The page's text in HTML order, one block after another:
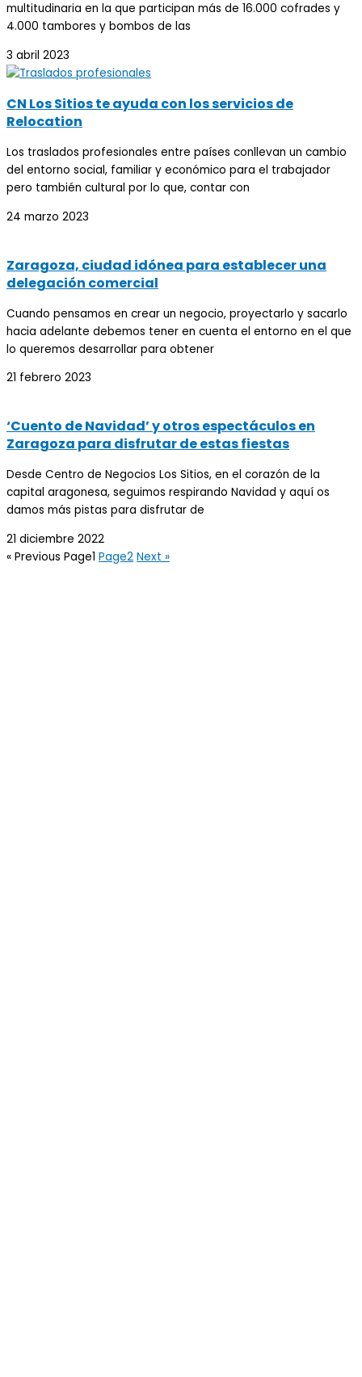
multitudinaria en la que participan más de 16.000 cofrades y
4.000 tambores y bombos de las
3 abril 2023
CN Los Sitios te ayuda con los servicios de
Relocation
Los traslados profesionales entre países conllevan un cambio
del entorno social, familiar y económico para el trabajador
pero también cultural por lo que, contar con
24 marzo 2023
Zaragoza, ciudad idónea para establecer una
delegación comercial
Cuando pensamos en crear un negocio, proyectarlo y sacarlo
hacia adelante debemos tener en cuenta el entorno en el que
lo queremos desarrollar para obtener
21 febrero 2023
‘Cuento de Navidad’ y otros espectáculos en
Zaragoza para disfrutar de estas fiestas
Desde Centro de Negocios Los Sitios, en el corazón de la
capital aragonesa, seguimos respirando Navidad y aquí os
damos más pistas para disfrutar de
21 diciembre 2022
« Previous Page1 Page2 Next »